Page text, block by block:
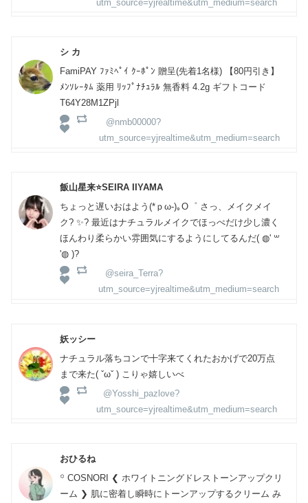
utm_source=yjrealtime&utm_medium=search
シ カ
FamiPAY ﾌｧﾐﾍﾟｲ ｸｰﾎﾟﾝ 贈呈(先着1名様) 【80円引き】
ﾒﾝｿﾚｰﾀﾑ 薬用 ﾘｯﾌﾟﾅﾁｭﾗﾙ 無香料 4.2g ギフトコード
T64Y28M1ZPjl
@nmb00000?
utm_source=yjrealtime&utm_medium=search
飯山星来⭐️SEIRA IIYAMA
ちょっと遅いおはよう(*ｐω-)｡O゜ さっ、メイクメイ
ク? ✨? 最近はナチュラルメイクでほっぺだけ少し濃く
ほんわり柔らかい雰囲気にするようにしてるんだ( ◍' ꒳
'◍ )?
@seira_Terra?
utm_source=yjrealtime&utm_medium=search
妖ッシー
ナチュラル落ちコンで十字来てくれたおかげで20万点
まで来た( ˇωˇ ) こりゃ嬉しいべ
@Yosshi_pazlove?
utm_source=yjrealtime&utm_medium=search
おひるね
꙳ COSNORI ❮ ホワイトニングドレストーンアップクリ
ーム ❯ 肌に密着し瞬時にトーンアップするクリーム み